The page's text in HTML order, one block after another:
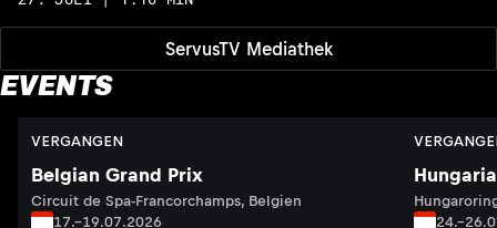
ServusTV Mediathek
EVENTS
VERGANGEN
Belgian Grand Prix
Circuit de Spa-Francorchamps, Belgien
17.–19.07.2026